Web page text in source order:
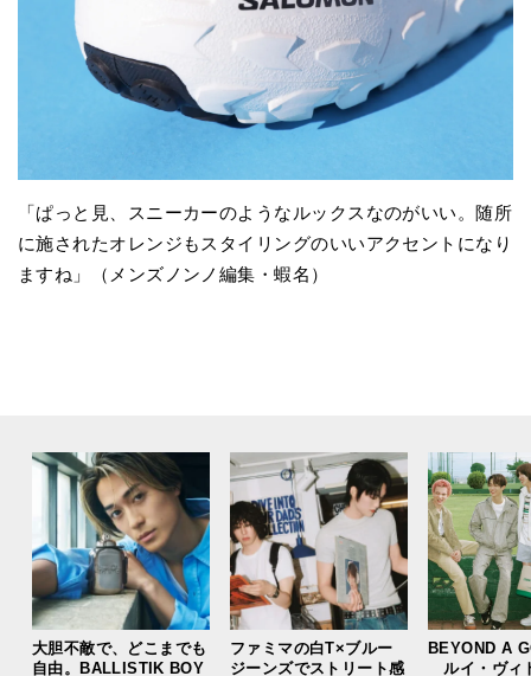
「ぱっと見、スニーカーのようなルックスなのがいい。随所
に施されたオレンジもスタイリングのいいアクセントになり
ますね」（メンズノンノ編集・蝦名）
大胆不敵で、どこまでも
自由。BALLISTIK BOY
ファミマの白T×ブルー
ジーンズでストリート感
BEYOND A
ルイ・ヴィ